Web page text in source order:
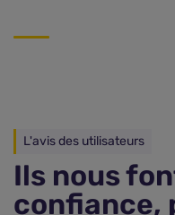
L'avis des utilisateurs
Ils nous
confiance,